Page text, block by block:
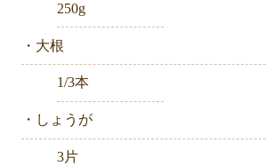
250g
・大根
1/3本
・しょうが
3片